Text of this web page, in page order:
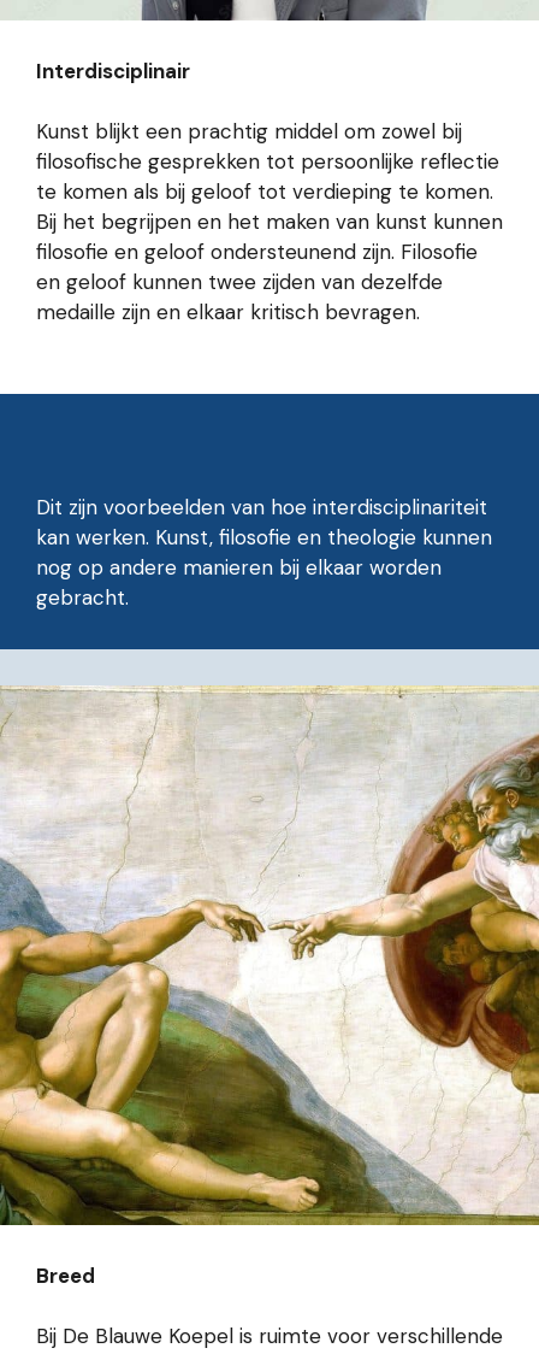
Interdisciplinair
Kunst blijkt een prachtig middel om zowel bij
filosofische gesprekken tot persoonlijke reflectie
te komen als bij geloof tot verdieping te komen.
Bij het begrijpen en het maken van kunst kunnen
filosofie en geloof ondersteunend zijn. Filosofie
en geloof kunnen twee zijden van dezelfde
medaille zijn en elkaar kritisch bevragen.
Dit zijn voorbeelden van hoe interdisciplinariteit
kan werken. Kunst, filosofie en theologie kunnen
nog op andere manieren bij elkaar worden
gebracht.
Breed
Bij De Blauwe Koepel is ruimte voor verschillende